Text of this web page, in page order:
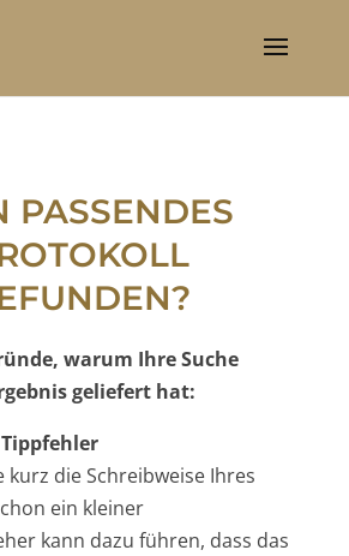
PASSENDES
warum Ihre Suche
geliefert hat:
kurz die Schreibweise Ihres
ein kleiner
kann dazu führen, dass das